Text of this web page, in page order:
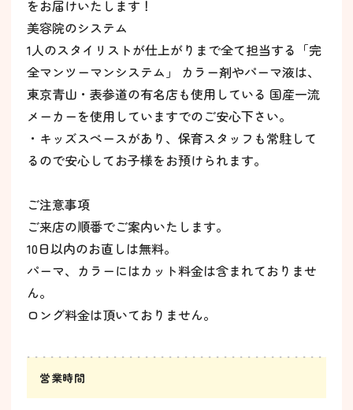
をお届けいたします！
美容院のシステム
1人のスタイリストが仕上がりまで全て担当する「完
全マンツーマンシステム」 カラー剤やパーマ液は、
東京青山・表参道の有名店も使用している 国産一流
メーカーを使用していますでのご安心下さい。
・キッズスペースがあり、保育スタッフも常駐して
るので安心してお子様をお預けられます。
ご注意事項
ご来店の順番でご案内いたします。
10日以内のお直しは無料。
パーマ、カラーにはカット料金は含まれておりませ
ん。
ロング料金は頂いておりません。
営業時間